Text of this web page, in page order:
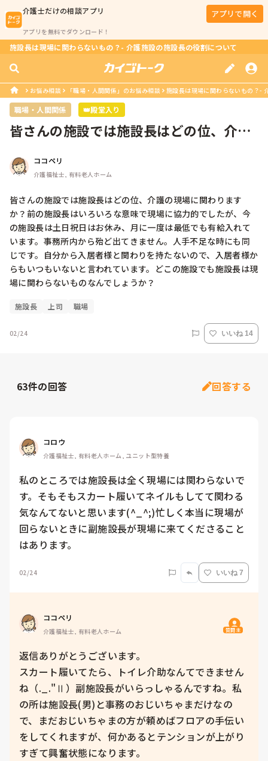
介護士だけの相談アプリ
アプリを無料でダウンロード！
アプリで開く
施設長は現場に関わらないもの？- 介護施設の施設長の役割について
お悩み相談 「職場・人間関係」のお悩み相談 施設長は現場に関わらないもの？-
職場・人間関係 👑殿堂入り
皆さんの施設では施設長はどの位、介護
ココペリ
介護福祉士, 有料老人ホーム
皆さんの施設では施設長はどの位、介護の現場に関わります
か？前の施設長はいろいろな意味で現場に協力的でしたが、今
の施設長は土日祝日はお休み、月に一度は最低でも有給入れて
います。事務所内から殆ど出てきません。人手不足な時にも同
じです。自分から入居者様と関わりを持たないので、入居者様か
らもいつもいないと言われています。どこの施設でも施設長は現
場に関わらないものなんでしょうか？
施設長 上司 職場
02/24 いいね 14
63件の回答 回答する
コロウ
介護福祉士, 有料老人ホーム, ユニット型特養
私のところでは施設長は全く現場には関わらないで
す。そもそもスカート履いてネイルもしてて関わる
気なんてないと思います(^_^;)忙しく本当に現場が
回らないときに副施設長が現場に来てくださること
はあります。
02/24 いいね 7
ココペリ
介護福祉士, 有料老人ホーム 質問主
返信ありがとうございます。
スカート履いてたら、トイレ介助なんてできません
ね（._."Ⅱ）副施設長がいらっしゃるんですね。私
の所は施設長(男)と事務のおじいちゃまだけなの
で、まだおじいちゃまの方が頼めばフロアの手伝い
をしてくれますが、何かあるとテンションが上がり
すぎて興奮状態になります。